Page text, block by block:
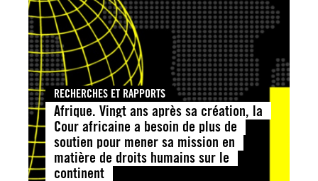
RECHERCHES ET RAPPORTS
Afrique. Vingt ans après sa création, la
Cour africaine a besoin de plus de
soutien pour mener sa mission en
matière de droits humains sur le
continent